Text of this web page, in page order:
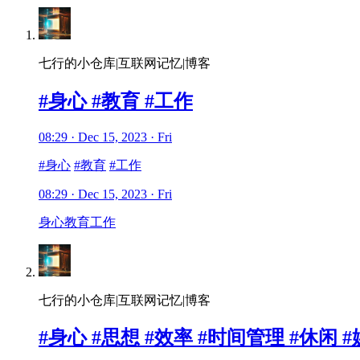
七行的小仓库|互联网记忆|博客
#身心 #教育 #工作
08:29 · Dec 15, 2023 · Fri
#身心 #教育 #工作
08:29 · Dec 15, 2023 · Fri
身心教育工作
七行的小仓库|互联网记忆|博客
#身心 #思想 #效率 #时间管理 #休闲 #